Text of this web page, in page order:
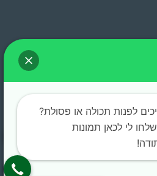
לפנות תכולה או פסולת?
לי לכאן תמונות